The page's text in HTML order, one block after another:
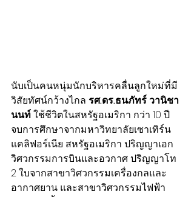
นับเป็นคนหนุ่มนักบริหารคลื่นลูกใหม่ที่มี
วิสัยทัศน์กว้างไกล รศ.ดร.ธนภัทร์ วานิชา
นนท์ ใช้ชีวิตในสหรัฐอเมริกา กว่า 10 ปี
จบการศึกษาจากมหาวิทยาลัยเซาเทิร์น
แคลิฟอร์เนีย สหรัฐอเมริกา ปริญญาเอก
วิศวกรรมการบินและอวกาศ ปริญญาโท
2 ใบจากสาขาวิศวกรรมเครื่องกลและ
อากาศยาน และสาขาวิศวกรรมไฟฟ้า